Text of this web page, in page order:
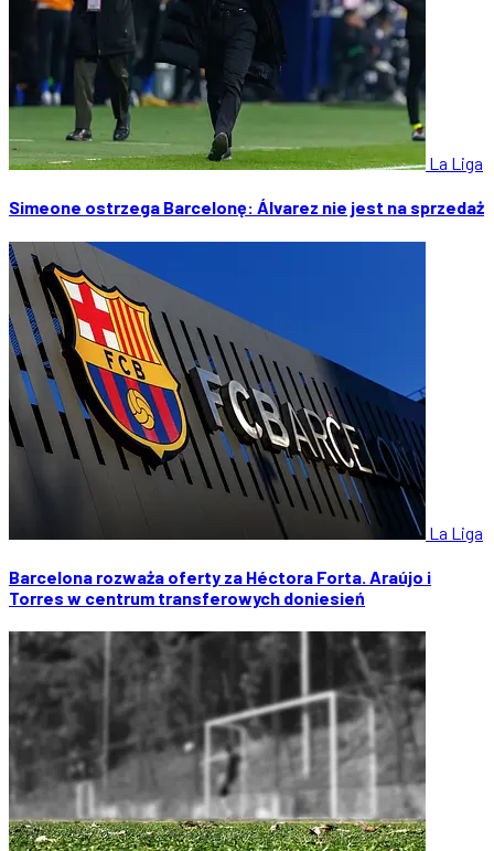
La Liga
Simeone ostrzega Barcelonę: Álvarez nie jest na sprzedaż
La Liga
Barcelona rozważa oferty za Héctora Forta. Araújo i
Torres w centrum transferowych doniesień